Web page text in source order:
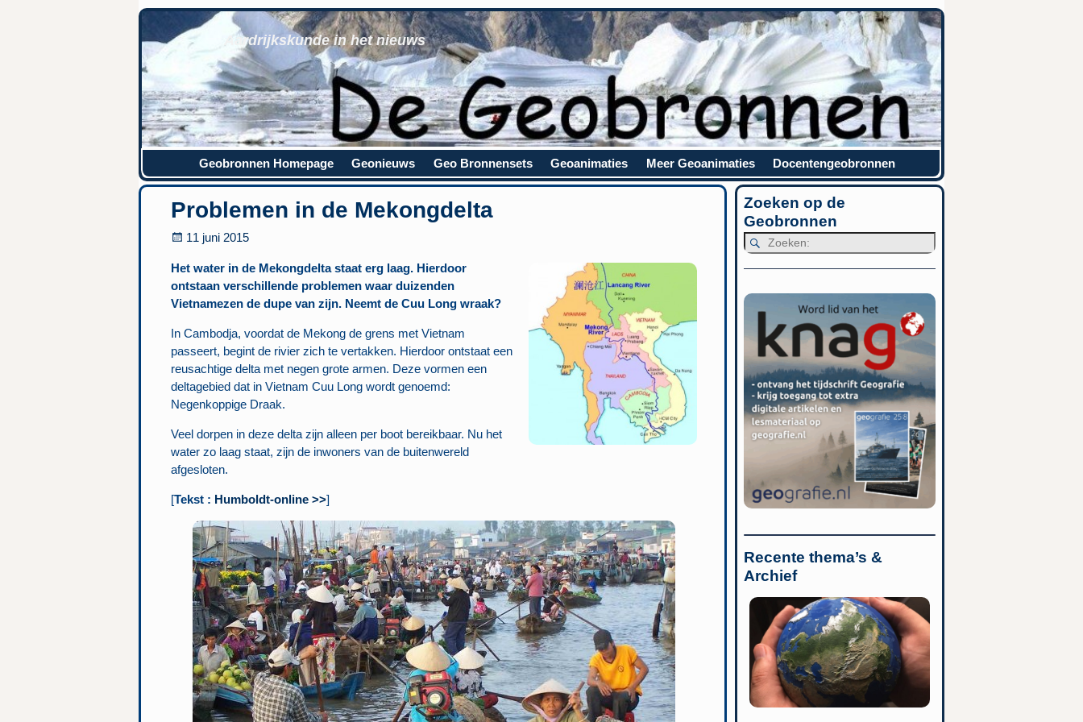
Aardrijkskunde in het nieuws
Geobronnen Homepage Geonieuws Geo Bronnensets Geoanimaties Meer Geoanimaties Docentengeobronnen
Problemen in de Mekongdelta
11 juni 2015
Het water in de Mekongdelta staat erg laag. Hierdoor
ontstaan verschillende problemen waar duizenden
Vietnamezen de dupe van zijn. Neemt de Cuu Long wraak?
In Cambodja, voordat de Mekong de grens met Vietnam
passeert, begint de rivier zich te vertakken. Hierdoor ontstaat een
reusachtige delta met negen grote armen. Deze vormen een
deltagebied dat in Vietnam Cuu Long wordt genoemd:
Negenkoppige Draak.
Veel dorpen in deze delta zijn alleen per boot bereikbaar. Nu het
water zo laag staat, zijn de inwoners van de buitenwereld
afgesloten.
[Tekst : Humboldt-online >>]
Zoeken op de
Geobronnen
Recente thema’s &
Archief